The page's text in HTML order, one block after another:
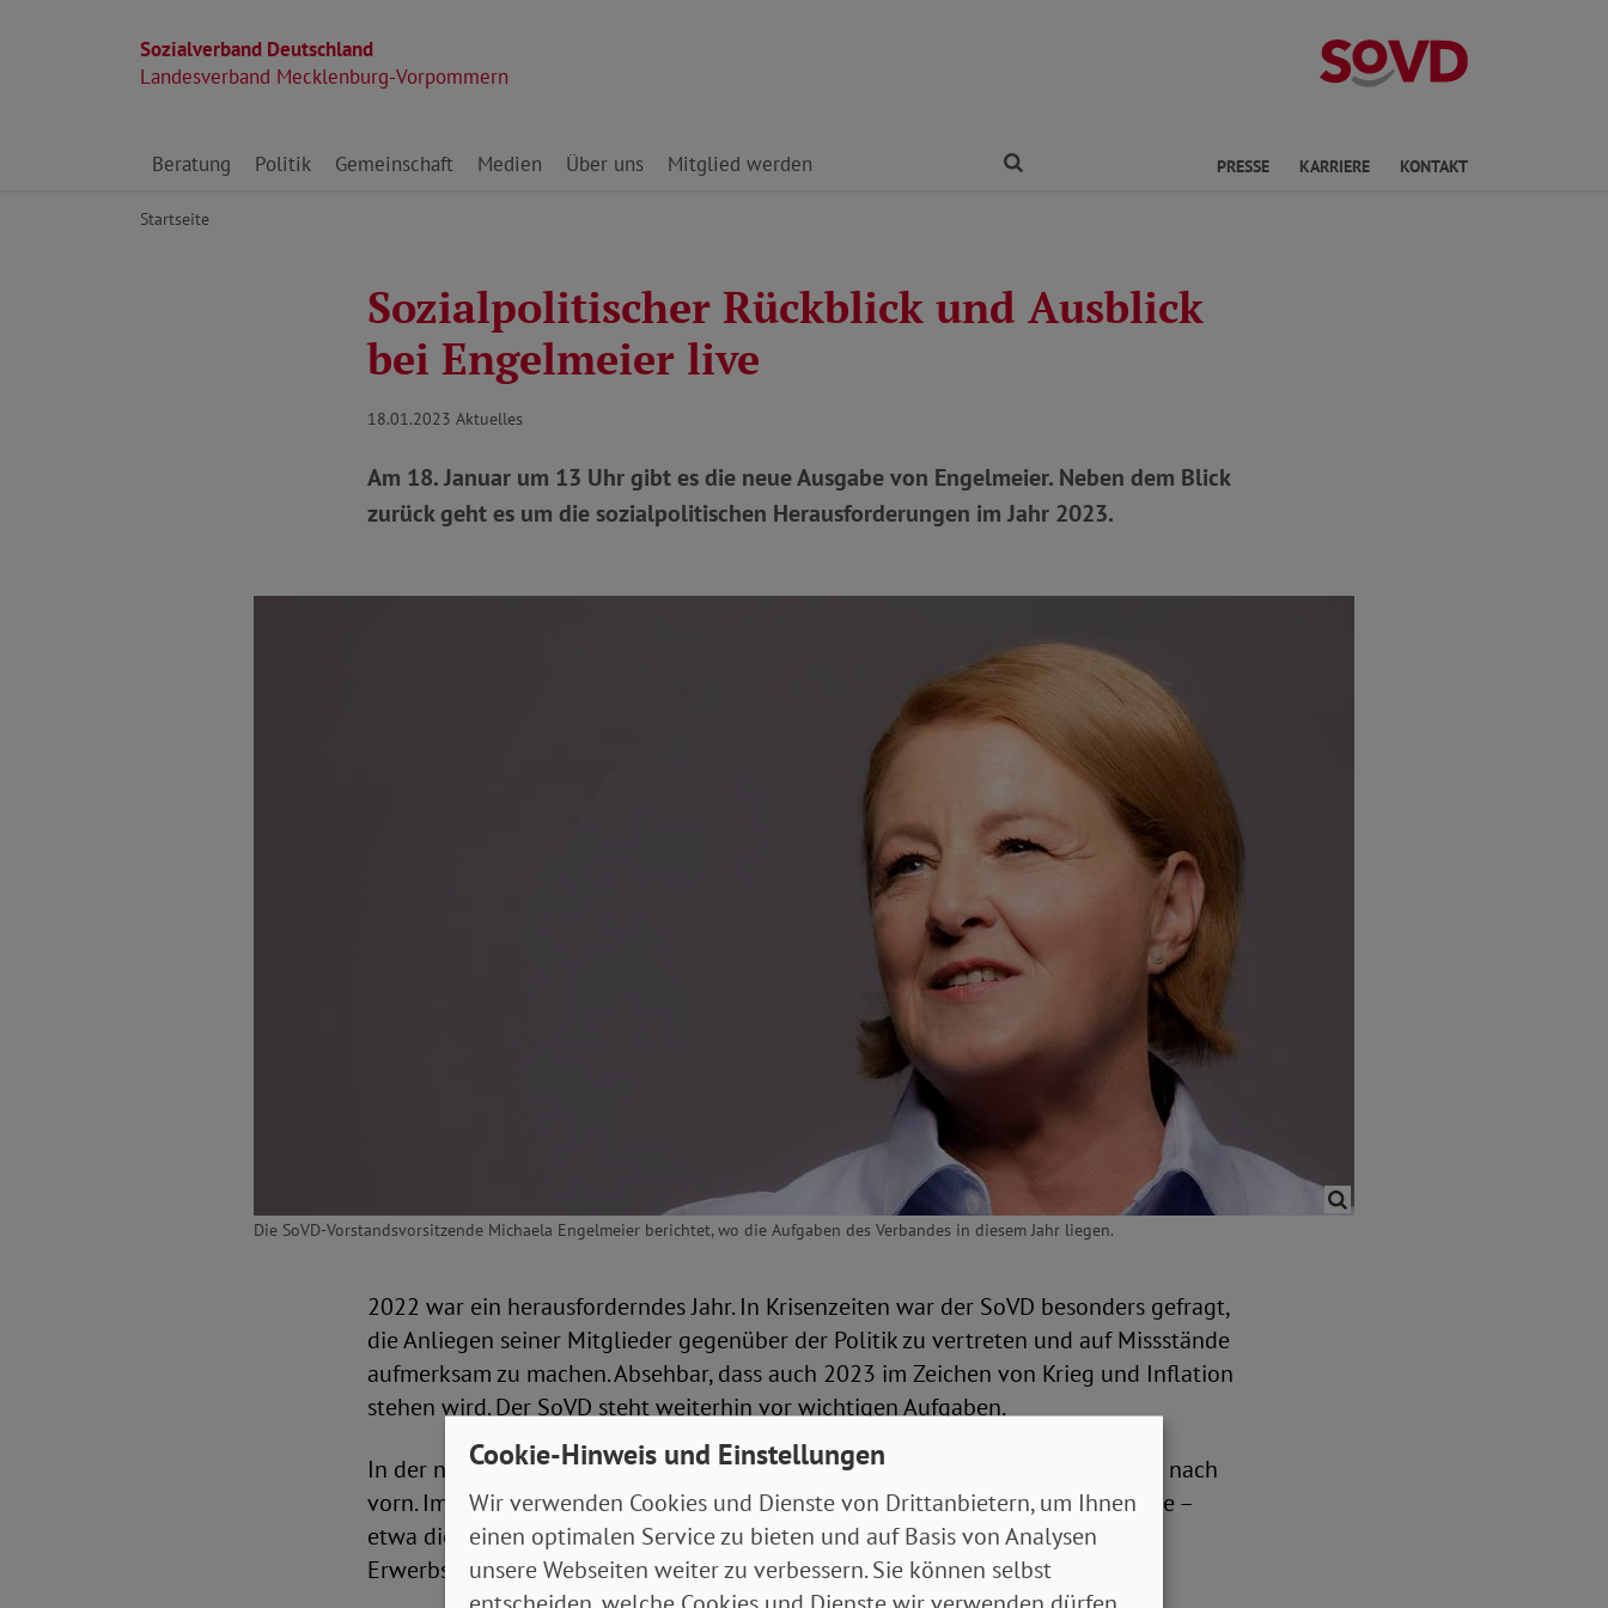
Sozialverband Deutschland
Landesverband Mecklenburg-Vorpommern
Landesverband
Direkt zu den Inhalten springen
Beratung Politik Gemeinschaft Medien Über uns Mitglied werden PRESSE KARRIERE KONTAKT
Startseite
Sozialpolitischer Rückblick und Ausblick
bei Engelmeier live
18.01.2023 Aktuelles
Am 18. Januar um 13 Uhr gibt es die neue Ausgabe von Engelmeier. Neben dem Blick
zurück geht es um die sozialpolitischen Herausforderungen im Jahr 2023.
Die SoVD-Vorstandsvorsitzende Michaela Engelmeier berichtet, wo die Aufgaben des Verbandes in diesem Jahr liegen.
2022 war ein herausforderndes Jahr. In Krisenzeiten war der SoVD besonders gefragt,
die Anliegen seiner Mitglieder gegenüber der Politik zu vertreten und auf Missstände
aufmerksam zu machen. Absehbar, dass auch 2023 im Zeichen von Krieg und Inflation
stehen wird. Der SoVD steht weiterhin vor wichtigen Aufgaben.
In der neuesten Ausgabe von Engelmeier live geht es um den Blick zurück und nach
vorn. Im Gespräch geht es darum, was der SoVD bei der Politik erreichen konnte –
etwa die Energiepauschale für Rentner*innen, die Erhöhung der
Erwerbsminderungsrenten im Bestand und höhere Sätze beim Wohngeld.
Cookie-Hinweis und Einstellungen
Wir verwenden Cookies und Dienste von Drittanbietern, um Ihnen
einen optimalen Service zu bieten und auf Basis von Analysen
unsere Webseiten weiter zu verbessern. Sie können selbst